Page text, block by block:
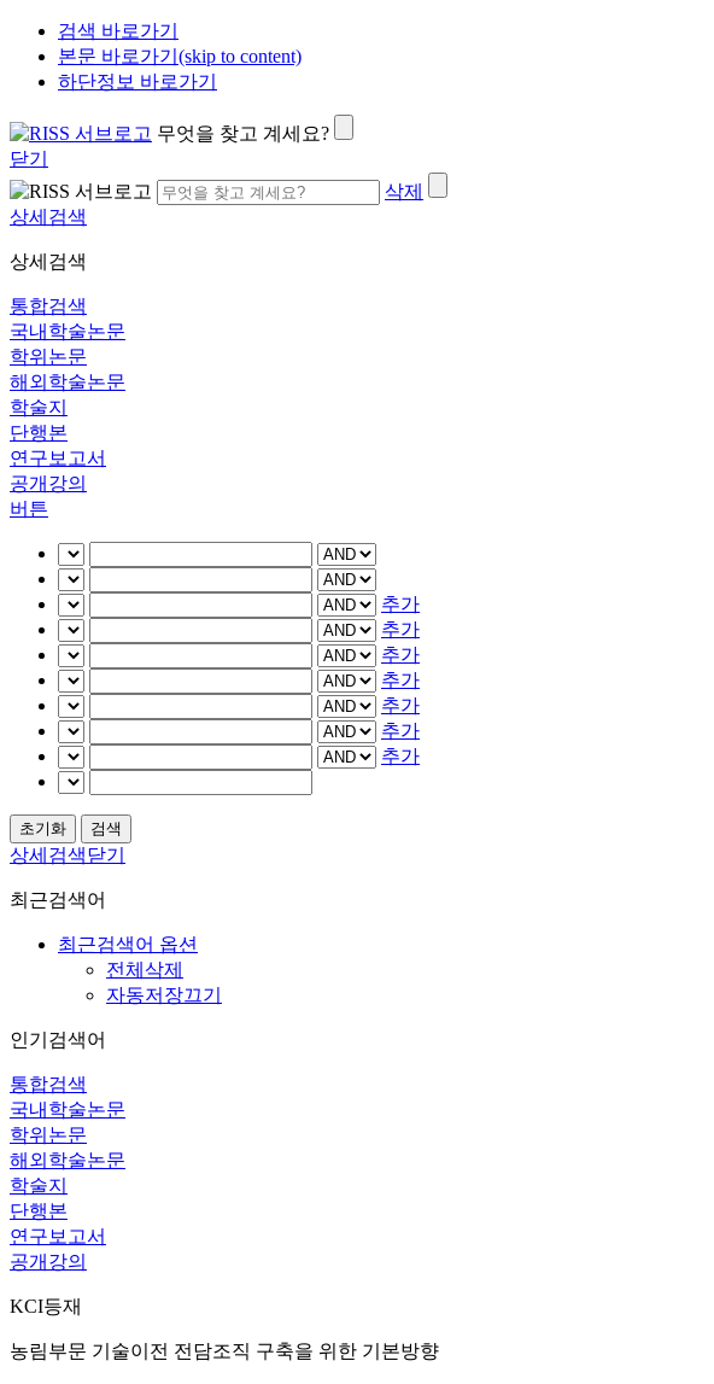
검색 바로가기
본문 바로가기(skip to content)
하단정보 바로가기
무엇을 찾고 계세요?
닫기
삭제
상세검색
상세검색
통합검색
국내학술논문
학위논문
해외학술논문
학술지
단행본
연구보고서
공개강의
버튼
추가
추가
추가
추가
추가
추가
추가
상세검색닫기
최근검색어
최근검색어 옵션
전체삭제
자동저장끄기
인기검색어
통합검색
국내학술논문
학위논문
해외학술논문
학술지
단행본
연구보고서
공개강의
KCI등재
농림부문 기술이전 전담조직 구축을 위한 기본방향